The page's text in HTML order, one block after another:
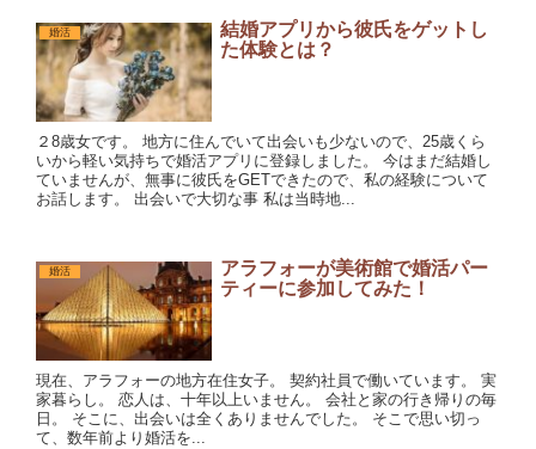
婚活
結婚アプリから彼氏をゲットし
た体験とは？
２8歳女です。 地方に住んでいて出会いも少ないので、25歳くら
いから軽い気持ちで婚活アプリに登録しました。 今はまだ結婚し
ていませんが、無事に彼氏をGETできたので、私の経験について
お話します。 出会いで大切な事 私は当時地...
婚活
アラフォーが美術館で婚活パー
ティーに参加してみた！
現在、アラフォーの地方在住女子。 契約社員で働いています。 実
家暮らし。 恋人は、十年以上いません。 会社と家の行き帰りの毎
日。 そこに、出会いは全くありませんでした。 そこで思い切っ
て、数年前より婚活を...